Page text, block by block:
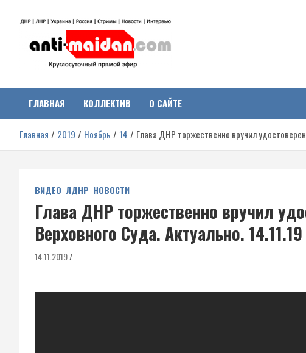
Антимайдан:
Гражданская война на
Украине
о гражданской войне на Украине, включая события в Новороссии,
ДНР, ЛНР и других регионах.
ГЛАВНАЯ КОЛЛЕКТИВ О САЙТЕ
Главная 2019 Ноябрь 14 Глава ДНР торжественно вручил
ВИДЕО ЛДНР НОВОСТИ
Глава ДНР торжественно вручил
Верховного Суда. Актуально. 14.11.19
14.11.2019